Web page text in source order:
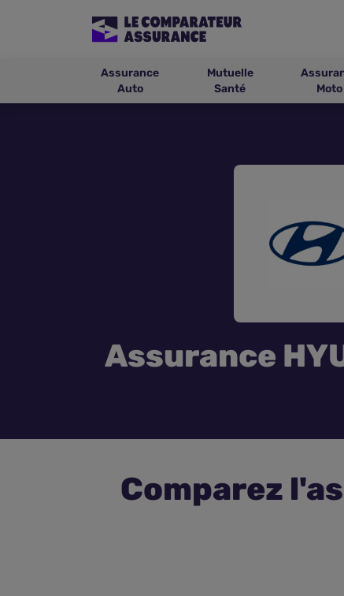
Assurance
Auto
Mutuelle
Santé
Moto
Assurance
Comparez